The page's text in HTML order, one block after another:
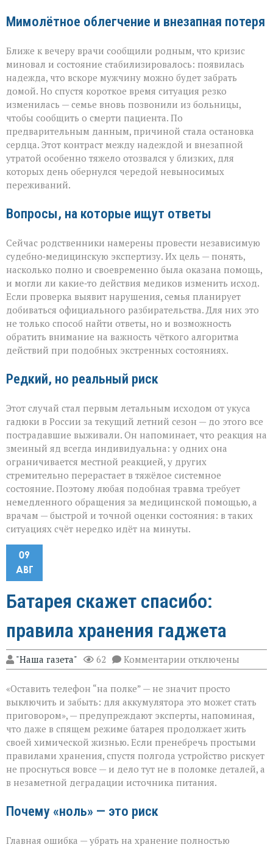
Мимолётное облегчение и внезапная потеря
Ближе к вечеру врачи сообщили родным, что кризис
миновал и состояние стабилизировалось: появилась
надежда, что вскоре мужчину можно будет забрать
домой. Но спустя короткое время ситуация резко
изменилась — семье вновь позвонили из больницы,
чтобы сообщить о смерти пациента. По
предварительным данным, причиной стала остановка
сердца. Этот контраст между надеждой и внезапной
утратой особенно тяжело отозвался у близких, для
которых день обернулся чередой невыносимых
переживаний.
Вопросы, на которые ищут ответы
Сейчас родственники намерены провести независимую
судебно‑медицинскую экспертизу. Их цель — понять,
насколько полно и своевременно была оказана помощь,
и могли ли какие‑то действия медиков изменить исход.
Если проверка выявит нарушения, семья планирует
добиваться официального разбирательства. Для них это
не только способ найти ответы, но и возможность
обратить внимание на важность чёткого алгоритма
действий при подобных экстренных состояниях.
Редкий, но реальный риск
Этот случай стал первым летальным исходом от укуса
гадюки в России за текущий летний сезон — до этого все
пострадавшие выживали. Он напоминает, что реакция на
змеиный яд всегда индивидуальна: у одних она
ограничивается местной реакцией, у других
стремительно перерастает в тяжёлое системное
состояние. Поэтому любая подобная травма требует
немедленного обращения за медицинской помощью, а
врачам — быстрой и точной оценки состояния: в таких
ситуациях счёт нередко идёт на минуты.
09
АВГ
Батарея скажет спасибо:
правила хранения гаджета
"Наша газета" 62 Комментарии к
записи
скажет
спасибо:
хранения
гаджета
отключены
«Оставить телефон “на полке” — не значит просто
выключить и забыть: для аккумулятора это может стать
приговором», — предупреждают эксперты, напоминая,
что даже в спящем режиме батарея продолжает жить
своей химической жизнью. Если пренебречь простыми
правилами хранения, спустя полгода устройство рискует
не проснуться вовсе — и дело тут не в поломке деталей, а
в незаметной деградации источника питания.
Почему «ноль» — это риск
Главная ошибка — убрать на хранение полностью